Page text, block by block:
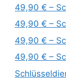
49,90 € –
49,90 € –
49,90 € –
49,90 € –